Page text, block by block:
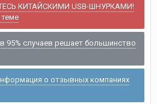
КИТАЙСКИМИ USB-ШНУРКАМИ!
95% случаев решает большинство
о отзывных компаниях